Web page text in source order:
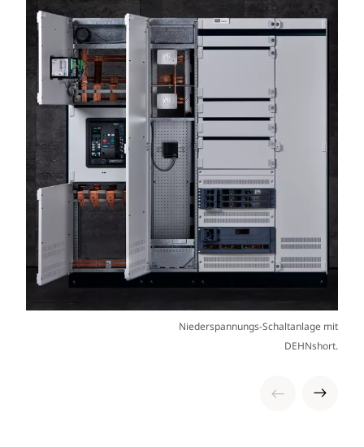
Niederspannungs-Schaltanlage mit
DEHNshort.